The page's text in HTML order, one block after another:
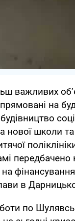
важливих
на
нової школи
передбачено
фінансування
в
по